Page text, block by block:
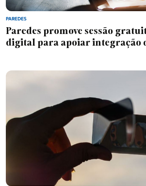
PAREDES
Paredes promove sessão
digital para apoiar integração